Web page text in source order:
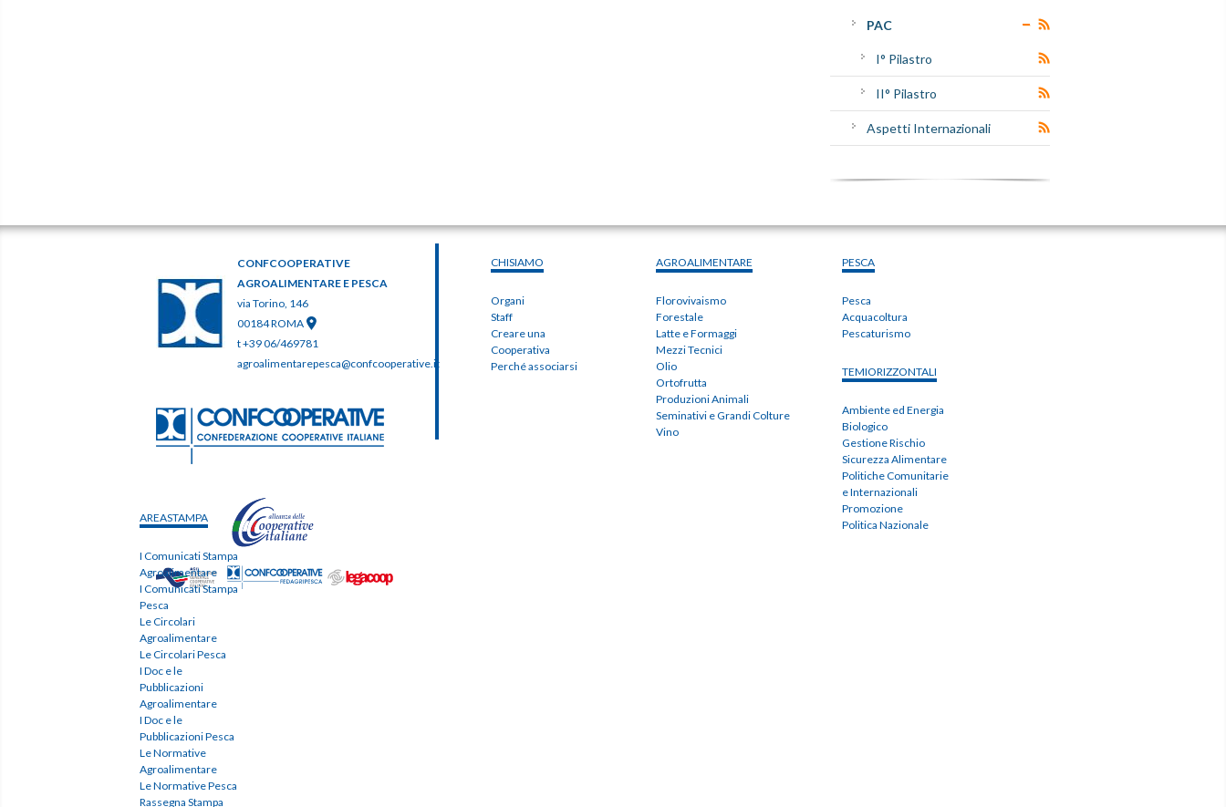
PAC
I° Pilastro
II° Pilastro
Aspetti Internazionali
CONFCOOPERATIVE
AGROALIMENTARE E PESCA
via Torino, 146
00184 ROMA
t +39 06/469781
agroalimentarepesca@confcooperative.it
CHISIAMO
Organi
Staff
Creare una
Cooperativa
Perché associarsi
AGROALIMENTARE
Florovivaismo
Forestale
Latte e Formaggi
Mezzi Tecnici
Olio
Ortofrutta
Produzioni Animali
Seminativi e Grandi Colture
Vino
PESCA
Pesca
Acquacoltura
Pescaturismo
TEMIORIZZONTALI
Ambiente ed Energia
Biologico
Gestione Rischio
Sicurezza Alimentare
Politiche Comunitarie
e Internazionali
Promozione
Politica Nazionale
AREASTAMPA
I Comunicati Stampa
Agroalimentare
I Comunicati Stampa
Pesca
Le Circolari
Agroalimentare
Le Circolari Pesca
I Doc e le
Pubblicazioni
Agroalimentare
I Doc e le
Pubblicazioni Pesca
Le Normative
Agroalimentare
Le Normative Pesca
Rassegna Stampa